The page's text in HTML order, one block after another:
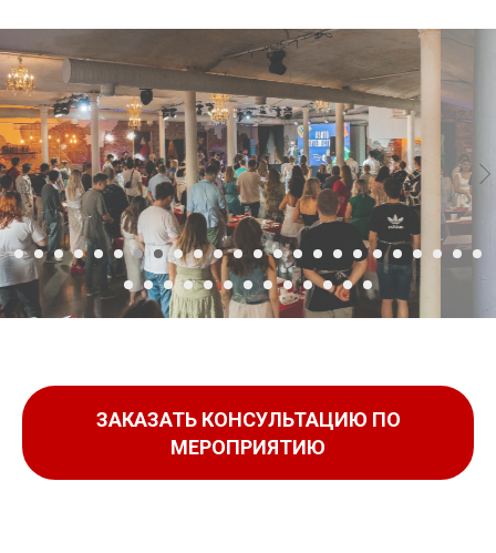
ЗАКАЗАТЬ КОНСУЛЬТАЦИЮ ПО
МЕРОПРИЯТИЮ